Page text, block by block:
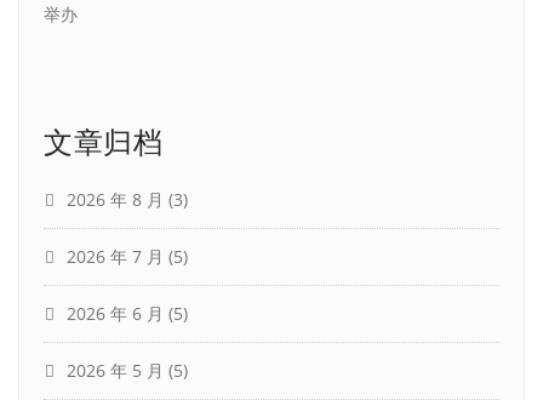
举办
文章归档
2026 年 8 月 (3)
2026 年 7 月 (5)
2026 年 6 月 (5)
2026 年 5 月 (5)